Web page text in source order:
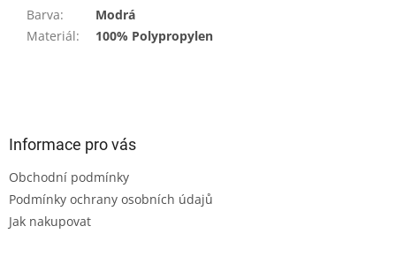
Barva:
Modrá
Materiál: 100% Polypropylen
Informace pro vás
Obchodní podmínky
Podmínky ochrany osobních údajů
Jak nakupovat